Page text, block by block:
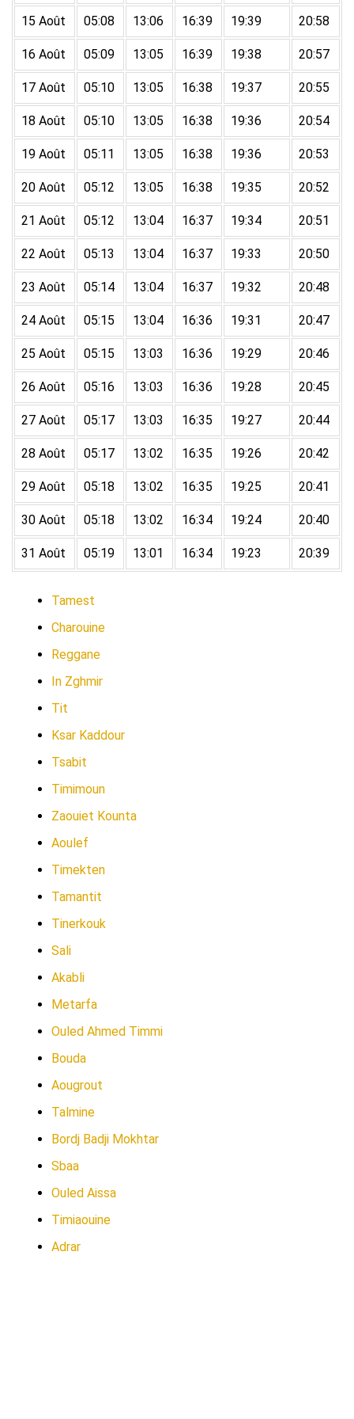
15 Août 05:08 13:06 16:39 19:39 20:58
16 Août 05:09 13:05 16:39 19:38 20:57
17 Août 05:10 13:05 16:38 19:37 20:55
18 Août 05:10 13:05 16:38 19:36 20:54
19 Août 05:11 13:05 16:38 19:36 20:53
20 Août 05:12 13:05 16:38 19:35 20:52
21 Août 05:12 13:04 16:37 19:34 20:51
22 Août 05:13 13:04 16:37 19:33 20:50
23 Août 05:14 13:04 16:37 19:32 20:48
24 Août 05:15 13:04 16:36 19:31 20:47
25 Août 05:15 13:03 16:36 19:29 20:46
26 Août 05:16 13:03 16:36 19:28 20:45
27 Août 05:17 13:03 16:35 19:27 20:44
28 Août 05:17 13:02 16:35 19:26 20:42
29 Août 05:18 13:02 16:35 19:25 20:41
30 Août 05:18 13:02 16:34 19:24 20:40
31 Août 05:19 13:01 16:34 19:23 20:39
Tamest
Charouine
Reggane
In Zghmir
Tit
Ksar Kaddour
Tsabit
Timimoun
Zaouiet Kounta
Aoulef
Timekten
Tamantit
Tinerkouk
Sali
Akabli
Metarfa
Ouled Ahmed Timmi
Bouda
Aougrout
Talmine
Bordj Badji Mokhtar
Sbaa
Ouled Aissa
Timiaouine
Adrar